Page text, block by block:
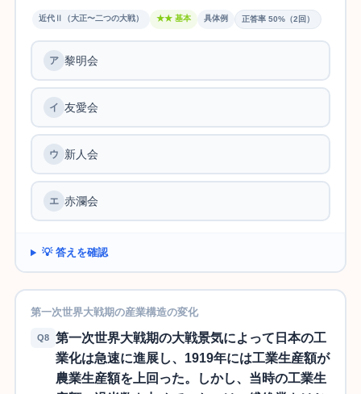
近代Ⅱ（大正〜二つの大戦） ★★ 基本 具体例 正答率 50%（2回）
ア 黎明会
イ 友愛会
ウ 新人会
エ 赤瀾会
💡 答えを確認
第一次世界大戦期の産業構造の変化
Q8
第一次世界大戦期の大戦景気によって日本の工
業化は急速に進展し、1919年には工業生産額が
農業生産額を上回った。しかし、当時の工業生